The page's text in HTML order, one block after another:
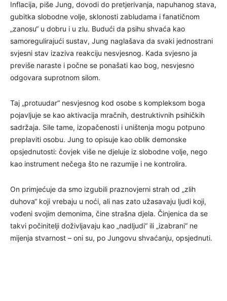
Inflacija, piše Jung, dovodi do pretjerivanja, napuhanog stava,
gubitka slobodne volje, sklonosti zabludama i fanatičnom
„zanosu“ u dobru i u zlu. Budući da psihu shvaća kao
samoregulirajući sustav, Jung naglašava da svaki jednostrani
svjesni stav izaziva reakciju nesvjesnog. Kada svjesno ja
previše naraste i počne se ponašati kao bog, nesvjesno
odgovara suprotnom silom.
Taj „protuudar“ nesvjesnog kod osobe s kompleksom boga
pojavljuje se kao aktivacija mračnih, destruktivnih psihičkih
sadržaja. Sile tame, izopačenosti i uništenja mogu potpuno
preplaviti osobu. Jung to opisuje kao oblik demonske
opsjednutosti: čovjek više ne djeluje iz slobodne volje, nego
kao instrument nečega što ne razumije i ne kontrolira.
On primjećuje da smo izgubili praznovjerni strah od „zlih
duhova“ koji vrebaju u noći, ali nas zato užasavaju ljudi koji,
vođeni svojim demonima, čine strašna djela. Činjenica da se
takvi počinitelji doživljavaju kao „nadljudi“ ili „izabrani“ ne
mijenja stvarnost – oni su, po Jungovu shvaćanju, opsjednuti.